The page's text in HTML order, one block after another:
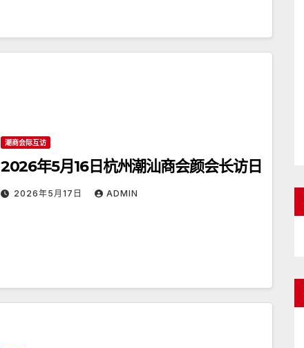
潮商会际互访
2026年5月16日杭州潮汕商会颜会长访日
2026年5月17日 ADMIN